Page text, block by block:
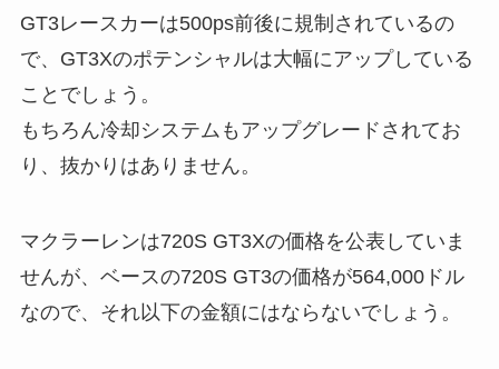
GT3レースカーは500ps前後に規制されているの
で、GT3Xのポテンシャルは大幅にアップしている
ことでしょう。
もちろん冷却システムもアップグレードされてお
り、抜かりはありません。
マクラーレンは720S GT3Xの価格を公表していま
せんが、ベースの720S GT3の価格が564,000ドル
なので、それ以下の金額にはならないでしょう。